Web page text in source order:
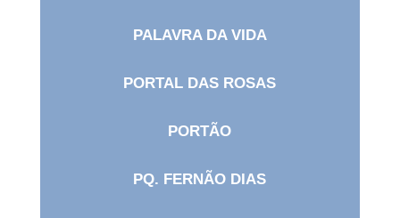
PALAVRA DA VIDA
PORTAL DAS ROSAS
PORTÃO
PQ. FERNÃO DIAS